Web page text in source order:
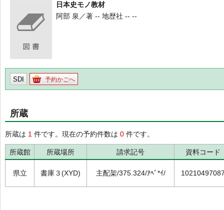
日本史モノ教材
阿部 泉／著 -- 地歴社 -- --
SDI 予約かごへ
所蔵
所蔵は 1 件です。現在の予約件数は 0 件です。
所蔵館 所蔵場所 請求記号 資料コード
県立 書庫３(XYD) 主配架/375.324/ｱﾍﾞ*ｲ/